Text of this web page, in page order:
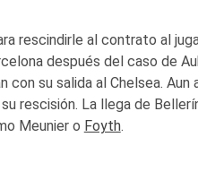
rescindirle al contrato al
después del caso de
con su salida al Chelsea.
rescisión. La llega de
Meunier o Foyth.